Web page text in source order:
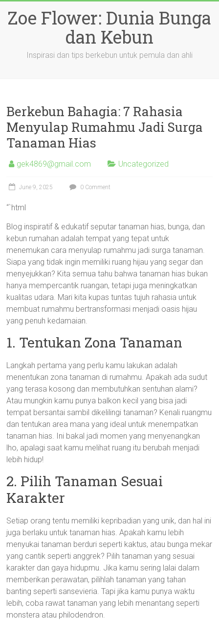
content
Zoe Flower: Dunia Bunga
dan Kebun
Inspirasi dan tips berkebun untuk pemula dan ahli
Berkebun Bahagia: 7 Rahasia
Menyulap Rumahmu Jadi Surga
Tanaman Hias
gek4869@gmail.com Uncategorized
June 9, 2025 0 Comment
“`html
Blog inspiratif & edukatif seputar tanaman hias, bunga, dan
kebun rumahan adalah tempat yang tepat untuk
menemukan cara menyulap rumahmu jadi surga tanaman.
Siapa yang tidak ingin memiliki ruang hijau yang segar dan
menyejukkan? Kita semua tahu bahwa tanaman hias bukan
hanya mempercantik ruangan, tetapi juga meningkatkan
kualitas udara. Mari kita kupas tuntas tujuh rahasia untuk
membuat rumahmu bertransformasi menjadi oasis hijau
yang penuh kedamaian.
1. Tentukan Zona Tanaman
Langkah pertama yang perlu kamu lakukan adalah
menentukan zona tanaman di rumahmu. Apakah ada sudut
yang terasa kosong dan membutuhkan sentuhan alami?
Atau mungkin kamu punya balkon kecil yang bisa jadi
tempat bersantai sambil dikelilingi tanaman? Kenali ruangmu
dan tentukan area mana yang ideal untuk menempatkan
tanaman hias. Ini bakal jadi momen yang menyenangkan
lho, apalagi saat kamu melihat ruang itu berubah menjadi
lebih hidup!
2. Pilih Tanaman Sesuai
Karakter
Setiap orang tentu memiliki kepribadian yang unik, dan hal ini
juga berlaku untuk tanaman hias. Apakah kamu lebih
menyukai tanaman berduri seperti kaktus, atau bunga mekar
yang cantik seperti anggrek? Pilih tanaman yang sesuai
karakter dan gaya hidupmu. Jika kamu sering lalai dalam
memberikan perawatan, pilihlah tanaman yang tahan
banting seperti sansevieria. Tapi jika kamu punya waktu
lebih, coba rawat tanaman yang lebih menantang seperti
monstera atau philodendron.